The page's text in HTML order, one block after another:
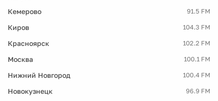
Кемерово 91.5 FM
Киров 104.3 FM
Красноярск 102.2 FM
Москва 100.1 FM
Нижний Новгород 100.4 FM
Новокузнецк 96.9 FM